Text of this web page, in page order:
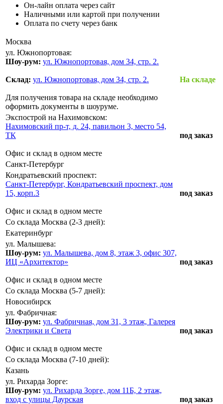
Он-лайн оплата через сайт
Наличными или картой при получении
Оплата по счету через банк
Москва
ул. Южнопортовая:
Шоу-рум: ул. Южнопортовая, дом 34, стр. 2.
Склад: ул. Южнопортовая, дом 34, стр. 2.
Для получения товара на складе необходимо
оформить документы в шоуруме.
На складе
Экспострой на Нахимовском:
Нахимовский пр-т, д. 24, павильон 3, место 54,
ТК
Офис и склад в одном месте
под заказ
Санкт-Петербург
Кондратьевский проспект:
Санкт-Петербург, Кондратьевский проспект, дом
15, корп.3
Офис и склад в одном месте
под заказ
Со склада Москва (2-3 дней):
Екатеринбург
ул. Малышева:
Шоу-рум: ул. Малышева, дом 8, этаж 3, офис 307,
ИЦ «Архитектор»
Офис и склад в одном месте
под заказ
Со склада Москва (5-7 дней):
Новосибирск
ул. Фабричная:
Шоу-рум: ул. Фабричная, дом 31, 3 этаж, Галерея
Электрики и Света
Офис и склад в одном месте
под заказ
Со склада Москва (7-10 дней):
Казань
ул. Рихарда Зорге:
Шоу-рум: ул. Рихарда Зорге, дом 11Б, 2 этаж,
вход с улицы Даурская
под заказ